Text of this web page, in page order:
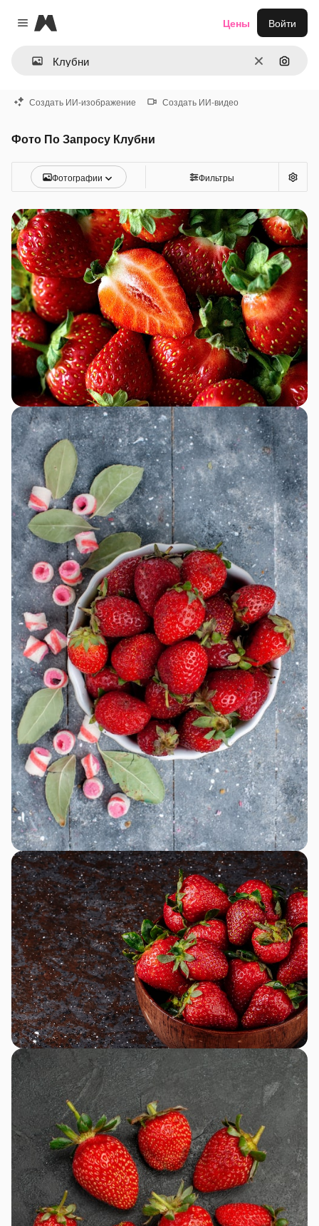
Close menu
Magnific
ОчиститьПоиск
Цены Войти
Создать ИИ-изображение Создать ИИ-видео
Фото По Запросу Клубни
Фотографии Фильтры